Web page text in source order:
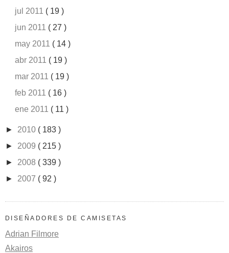
jul 2011 ( 19 )
jun 2011 ( 27 )
may 2011 ( 14 )
abr 2011 ( 19 )
mar 2011 ( 19 )
feb 2011 ( 16 )
ene 2011 ( 11 )
► 2010 ( 183 )
► 2009 ( 215 )
► 2008 ( 339 )
► 2007 ( 92 )
DISEÑADORES DE CAMISETAS
Adrian Filmore
Akairos